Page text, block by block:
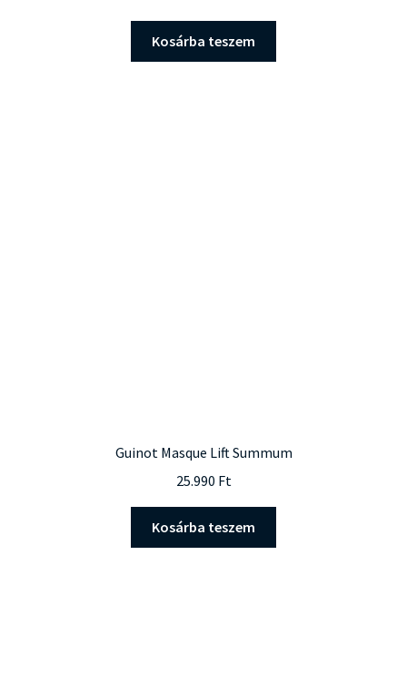
price
was:
49.000 Ft.
price
48.000 Ft.
Kosárba teszem
Guinot Masque Lift Summum
25.990 Ft
Kosárba teszem